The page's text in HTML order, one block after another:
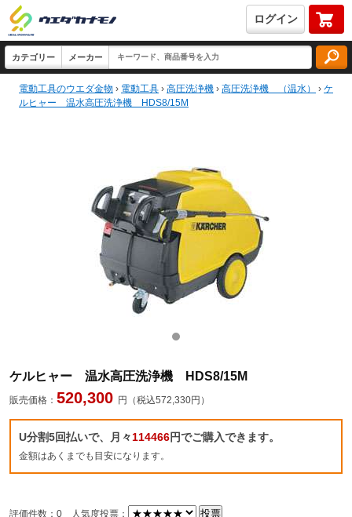
ログイン
電動工具のウエダ金物 › 電動工具 › 高圧洗浄機 › 高圧洗浄機 （温水） › ケ
ルヒャー 温水高圧洗浄機 HDS8/15M
ケルヒャー 温水高圧洗浄機 HDS8/15M
販売価格： 520,300 円（税込572,330円）
U分割5回払いで、月々114466円でご購入できます。
金額はあくまでも目安になります。
評価件数：0 人気度投票：